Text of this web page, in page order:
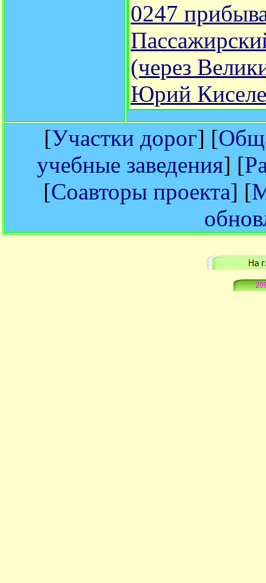
0247
(через
Юрий
[Участки дорог] [
учебные заведения] [
[Соавторы проекта] [